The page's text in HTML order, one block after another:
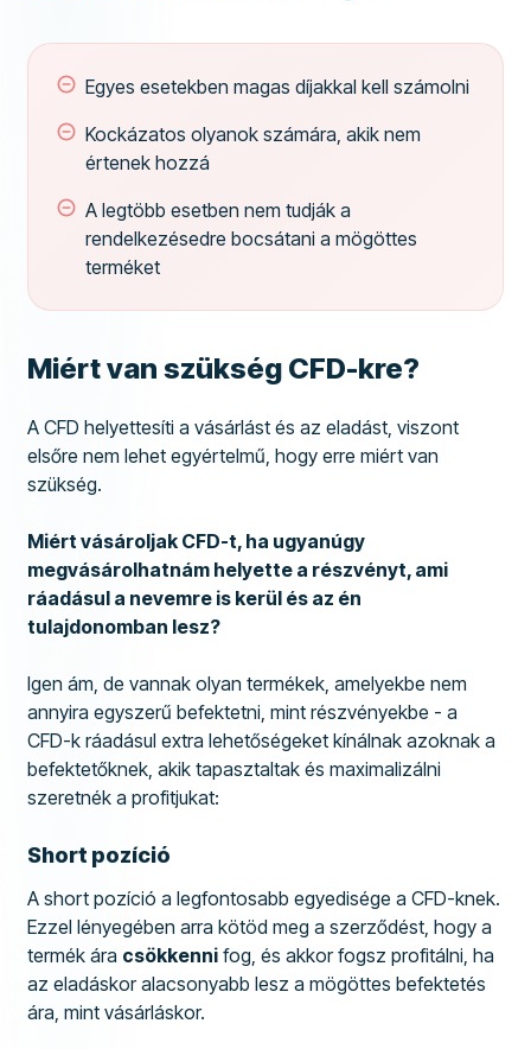
Egyes esetekben magas díjakkal kell számolni
Kockázatos olyanok számára, akik nem
értenek hozzá
A legtöbb esetben nem tudják a
rendelkezésedre bocsátani a mögöttes
terméket
Miért van szükség CFD-kre?
A CFD helyettesíti a vásárlást és az eladást, viszont
elsőre nem lehet egyértelmű, hogy erre miért van
szükség.
Miért vásároljak CFD-t, ha ugyanúgy
megvásárolhatnám helyette a részvényt, ami
ráadásul a nevemre is kerül és az én
tulajdonomban lesz?
Igen ám, de vannak olyan termékek, amelyekbe nem
annyira egyszerű befektetni, mint részvényekbe - a
CFD-k ráadásul extra lehetőségeket kínálnak azoknak a
befektetőknek, akik tapasztaltak és maximalizálni
szeretnék a profitjukat:
Short pozíció
A short pozíció a legfontosabb egyedisége a CFD-knek.
Ezzel lényegében arra kötöd meg a szerződést, hogy a
termék ára csökkenni fog, és akkor fogsz profitálni, ha
az eladáskor alacsonyabb lesz a mögöttes befektetés
ára, mint vásárláskor.